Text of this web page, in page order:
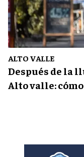
ALTO VALLE
Después de la
Alto valle: